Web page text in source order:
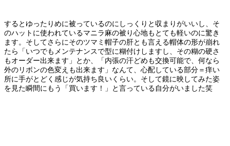
するとゆったりめに被っているのにしっくりと収まりがいいし、そ
のハットに使われているマニラ麻の被り心地もとても軽いのに驚き
ます。そしてさらにそのツマミ帽子の肝とも言える帽体の形が崩れ
たら「いつでもメンテナンスで型に糊付けしますし、その糊の硬さ
もオーダー出来ます」とか、「内張の汗どめも交換可能で、何なら
外のリボンの色変えも出来ます」なんて、心配している部分＝痒い
所に手がとどく感じが気持ち良いくらい。そして鏡に映してみた姿
を見た瞬間にもう「買います！」と言っている自分がいました笑